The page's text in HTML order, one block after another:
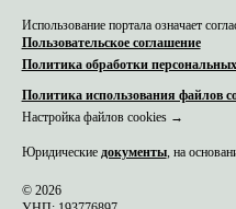
Использование портала означает
Пользовательское соглашение
Политика обработки
Политика использования файлов
Настройка файлов cookies →
Юридические документы, на
© 2026